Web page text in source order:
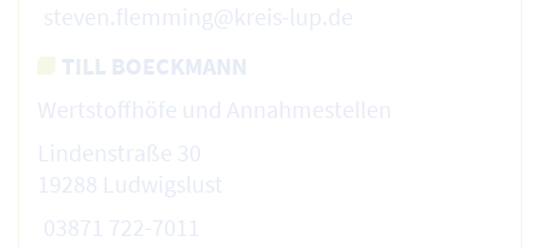
steven.flemming@kreis-lup.de
TILL BOECKMANN
Wertstoffhöfe und Annahmestellen
Lindenstraße 30
19288 Ludwigslust
03871 722-7011